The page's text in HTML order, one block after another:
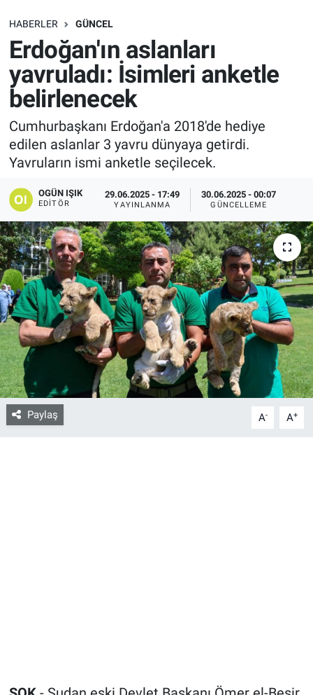
HABERLER GÜNCEL
Erdoğan'ın aslanları
yavruladı: İsimleri anketle
belirlenecek
Cumhurbaşkanı Erdoğan'a 2018'de hediye
edilen aslanlar 3 yavru dünyaya getirdi.
Yavruların ismi anketle seçilecek.
OGÜN IŞIK
EDITÖR
29.06.2025 - 17:49
YAYINLANMA
30.06.2025 - 00:07
GÜNCELLEME
Paylaş A- A+
SAĞLIK
EKONOMİ
EĞİTİM
ÖZEL HABER
Keşfet
ASTROLOJİ
MANŞET
RESMİ İLANLAR
İLAN
Bize ulaşın
İletişim/Künye
Yaşam